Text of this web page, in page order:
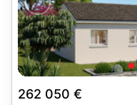
262 050 €